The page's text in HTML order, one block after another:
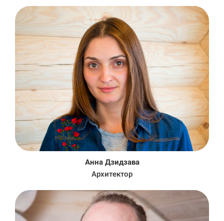
Анна Дзидзава
Архитектор